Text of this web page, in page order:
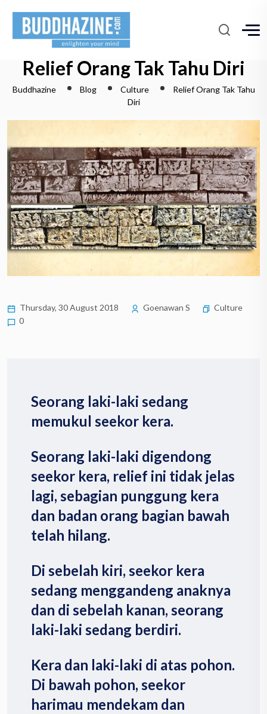
Relief Orang Tak Tahu Diri
Buddhazine Blog Culture
Relief Orang Tak Tahu
Diri
Thursday, 30 August 2018 Goenawan S
Culture
0
Seorang laki-laki sedang
memukul seekor kera.
Seorang laki-laki digendong
seekor kera, relief ini tidak jelas
lagi, sebagian punggung kera
dan badan orang bagian bawah
telah hilang.
Di sebelah kiri, seekor kera
sedang menggandeng anaknya
dan di sebelah kanan, seorang
laki-laki sedang berdiri.
Kera dan laki-laki di atas pohon.
Di bawah pohon, seekor
harimau mendekam dan